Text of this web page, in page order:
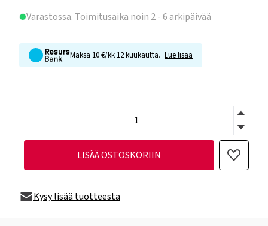
Varastossa. Toimitusaika noin 2 - 6 arkipäivää
Maksa 10 €/kk 12 kuukautta. Lue lisää
LISÄÄ OSTOSKORIIN
Kysy lisää tuotteesta